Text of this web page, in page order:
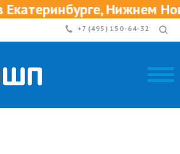
Нижнем
+7 (495) 150-64-32